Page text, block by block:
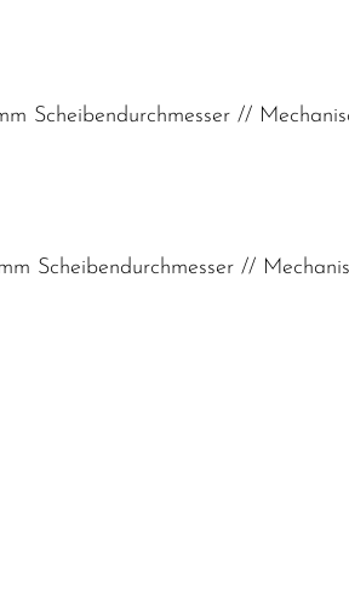
Scheibendurchmesser //
Scheibendurchmesser //